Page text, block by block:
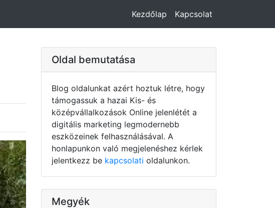
Kezdőlap Kapcsolat
Oldal bemutatása
Blog oldalunkat azért hoztuk létre, hogy
támogassuk a hazai Kis- és
középvállalkozások Online jelenlétét a
digitális marketing legmodernebb
eszközeinek felhasználásával. A
honlapunkon való megjelenéshez kérlek
jelentkezz be kapcsolati oldalunkon.
Megyék